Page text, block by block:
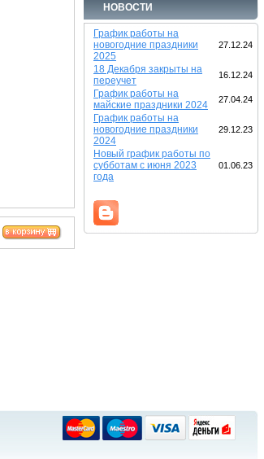
НОВОСТИ
График работы на
новогодние праздники
2025
27.12.24
18 Декабря закрыты на
переучет
16.12.24
График работы на
майские праздники 2024
27.04.24
График работы на
новогодние праздники
2024
29.12.23
Новый график работы по
субботам с июня 2023
года
01.06.23